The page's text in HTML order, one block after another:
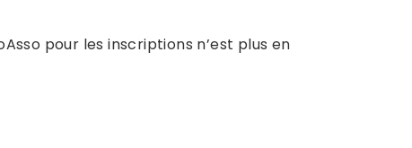
pour les inscriptions n’est plus en